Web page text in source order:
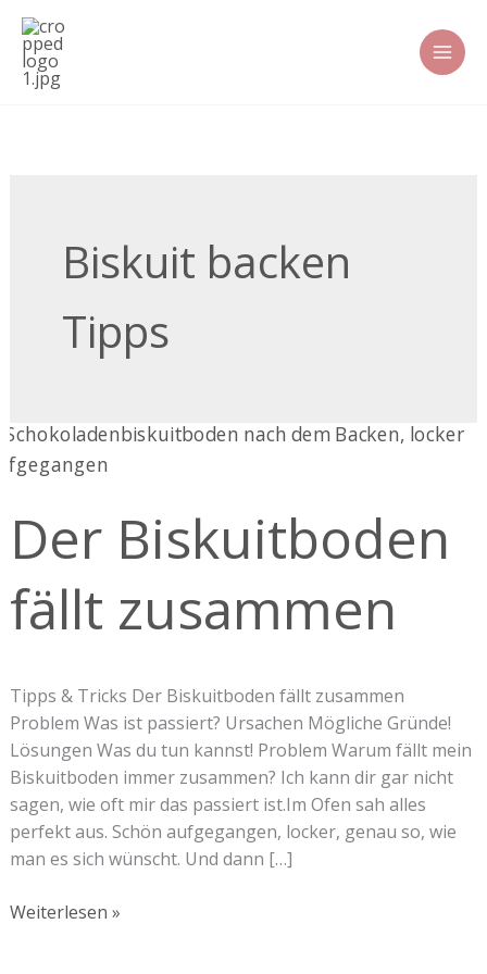
Zum
Inhalt
springen
Biskuit backen
Tipps
Der Biskuitboden
fällt zusammen
Tipps & Tricks Der Biskuitboden fällt zusammen
Problem Was ist passiert? Ursachen Mögliche Gründe!
Lösungen Was du tun kannst! Problem Warum fällt mein
Biskuitboden immer zusammen? Ich kann dir gar nicht
sagen, wie oft mir das passiert ist.Im Ofen sah alles
perfekt aus. Schön aufgegangen, locker, genau so, wie
man es sich wünscht. Und dann […]
Der
Biskuitboden
zusammen
Weiterlesen »